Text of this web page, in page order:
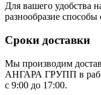
Для вашего удобства
разнообразие
Сроки доставки
Мы производим
АНГАРА ГРУПП в
с 9:00 до 17:00.